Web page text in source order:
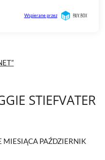
STIEFVATER
MIESIĄCA PAŹDZIERNIK